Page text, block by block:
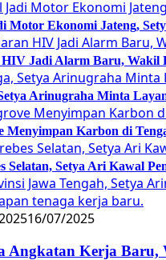
Motor Ekonomi Jateng,
HIV Jadi Alarm Baru,
Arinugraha Minta
Menyimpan Karbon di
Selatan, Setya Ari Kawal
16/07/2025
Angkatan Kerja